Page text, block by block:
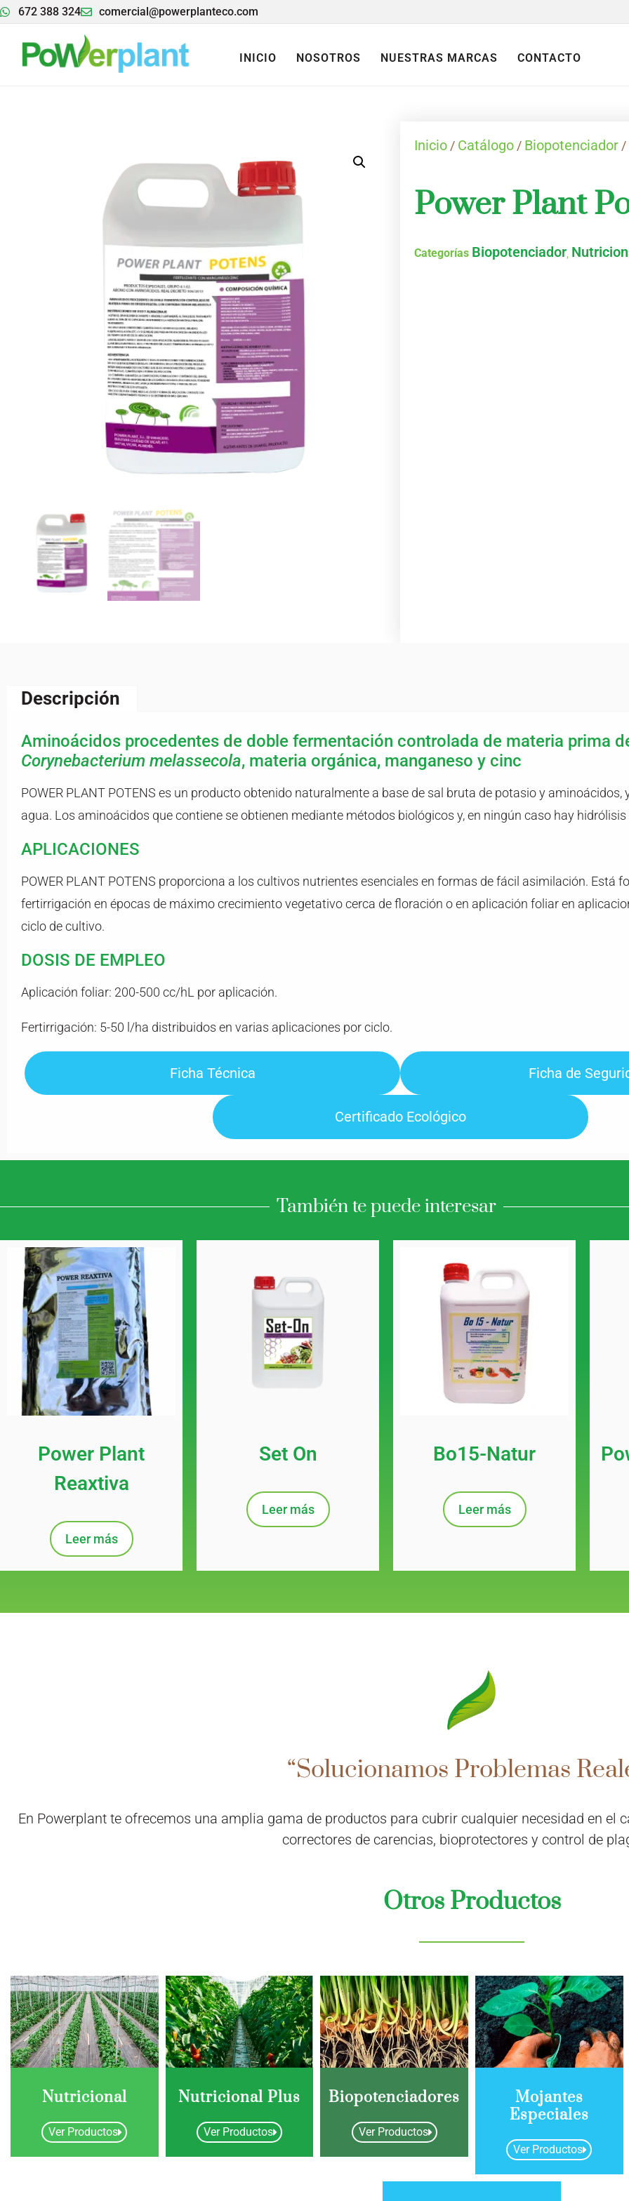
672 388 324 comercial@powerplanteco.com
INICIO NOSOTROS NUESTRAS MARCAS CONTACTO
Inicio / Catálogo / Biopotenciador /
Power Plant
Categorías Biopotenciador,
Descripción
Aminoácidos procedentes de doble fermentación controlada de materia prima
Corynebacterium melassecola, materia orgánica, manganeso y cinc
POWER PLANT POTENS es un producto obtenido naturalmente a base de sal bruta de potasio y
agua. Los aminoácidos que contiene se obtienen mediante métodos biológicos y, en ningún caso hay
APLICACIONES
POWER PLANT POTENS proporciona a los cultivos nutrientes esenciales en formas de fácil asimilación. Está
fertirrigación en épocas de máximo crecimiento vegetativo cerca de floración o en aplicación foliar en
ciclo de cultivo.
DOSIS DE EMPLEO
Aplicación foliar: 200-500 cc/hL por aplicación.
Fertirrigación: 5-50 l/ha distribuidos en varias aplicaciones por ciclo.
Ficha Técnica Ficha de
Certificado Ecológico
También te puede interesar
Power Plant
Reaxtiva
Leer más
Set On
Leer más
Bo15-Natur
Leer más
“Solucionamos Problemas
En Powerplant te ofrecemos una amplia gama de productos para cubrir cualquier necesidad en el
correctores de carencias, bioprotectores y control de
Otros Productos
Nutricional
Ver Productos
Nutricional Plus
Ver Productos
Biopotenciadores
Ver Productos
Mojantes
Especiales
Ver Productos